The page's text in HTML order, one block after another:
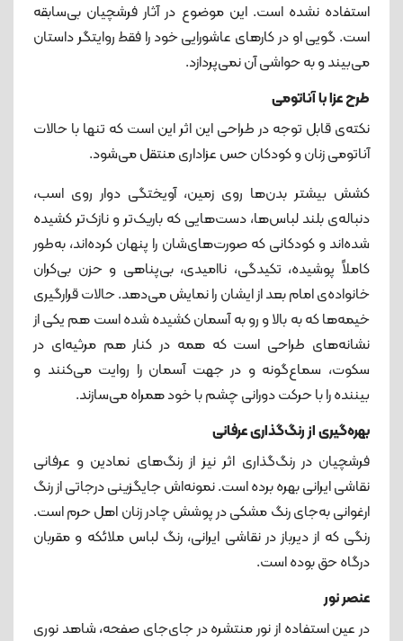
استفاده نشده است. این موضوع در آثار فرشچیان بی‌سابقه
است. گویی او در کارهای عاشورایی خود را فقط روایتگر داستان
می‌بیند و به حواشی آن نمی‌پردازد.
طرح عزا با آناتومی
نکته‌ی‌ قابل توجه در طراحی این اثر این ا‌ست که تنها با حالات
آناتومی زنان و کودکان حس عزاداری منتقل می‌شود.
کشش بیشتر بدن‌ها روی زمین، آویختگی دوار روی اسب،
دنباله‌ی بلند لباس‌ها، دست‌هایی که باریک‌تر و نازک‌تر کشیده
‌شده‌اند و کودکانی که صورت‌های‌شان را پنهان کرده‌اند، به‌طور
کاملاً پوشیده، تکیدگی، ناامیدی، بی‌پناهی و حزن بی‌کران
خانواده‌ی امام بعد از ایشان را نمایش می‌دهد. حالات قرارگیری
خیمه‌ها که به بالا و رو به آسمان کشیده ‌شده است هم یکی از
نشانه‌های طراحی‌ است که همه در کنار هم مرثیه‌ای در
سکوت، سماع‌گونه و در جهت آسمان را روایت می‌کنند و
بیننده را با حرکت دورانی چشم با خود همراه می‌سازند.
بهره‌گیری از رنگ‌گذاری عرفانی
فرشچیان در رنگ‌گذاری اثر نیز از رنگ‌های نمادین و عرفانی
نقاشی ایرانی بهره برده است. نمونه‌اش جایگزینی درجاتی از رنگ
ارغوانی به‌جای رنگ مشکی در پوشش چادر زنان اهل حرم است.
رنگی که از دیرباز در نقاشی ایرانی، رنگ لباس ملائکه و مقربان
درگاه حق بوده است.
عنصر نور
در عین استفاده از نور منتشره در جای‌جای صفحه، شاهد نوری